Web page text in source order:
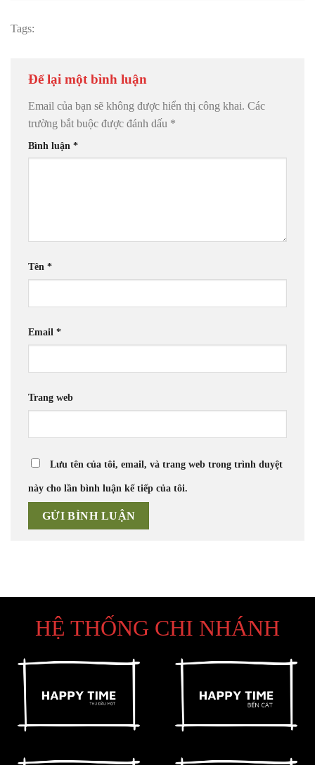
Tags:
Để lại một bình luận
Email của bạn sẽ không được hiển thị công khai. Các
trường bắt buộc được đánh dấu *
Bình luận *
Tên *
Email *
Trang web
Lưu tên của tôi, email, và trang web trong trình duyệt
này cho lần bình luận kế tiếp của tôi.
HỆ THỐNG CHI NHÁNH